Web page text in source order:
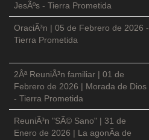
JesÃºs - Tierra Prometida
OraciÃ³n | 05 de Febrero de 2026 -
Tierra Prometida
2Âª ReuniÃ³n familiar | 01 de
Febrero de 2026 | Morada de Dios
- Tierra Prometida
ReuniÃ³n "SÃ© Sano" | 31 de
Enero de 2026 | La agonÃ­a de